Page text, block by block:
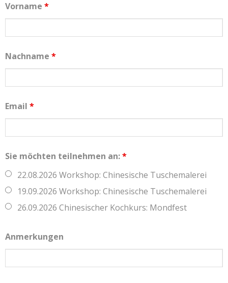
Vorname *
Nachname *
Email *
Sie möchten teilnehmen an:*
22.08.2026 Workshop: Chinesische Tuschemalerei
19.09.2026 Workshop: Chinesische Tuschemalerei
26.09.2026 Chinesischer Kochkurs: Mondfest
Anmerkungen